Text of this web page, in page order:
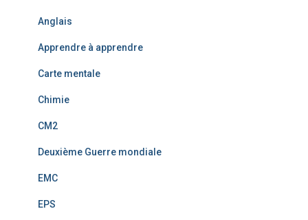
Anglais
Apprendre à apprendre
Carte mentale
Chimie
CM2
Deuxième Guerre mondiale
EMC
EPS